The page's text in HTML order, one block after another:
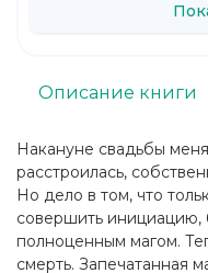
Накануне свадьбы
расстроилась,
Но дело в том, что
совершить инициацию,
полноценным магом.
смерть. Запечатанная
Описание книги